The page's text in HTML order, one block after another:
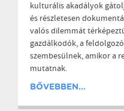
kulturális akadályok
és részletesen
valós dilemmát
gazdálkodók, a
szembesülnek, amikor a
mutatnak.
BŐVEBBEN...